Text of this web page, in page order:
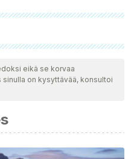
tiimimme
laadun, luotettavuuden,
artikkelin bibliografia
desde casa. Extraído
archivos/
hacer desde casa por
eikä se korvaa
on kysyttävää, konsultoi